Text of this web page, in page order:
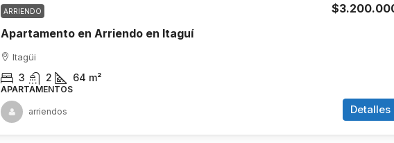
ARRIENDO
Apartamento en Arriendo en Itaguí
Itagüi
3 2 64 m²
APARTAMENTOS
Detalles
arriendos